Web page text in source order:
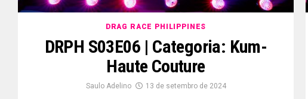
DRAG RACE PHILIPPINES
DRPH S03E06 | Categoria: Kum-
Haute Couture
Saulo Adelino 13 de setembro de 2024